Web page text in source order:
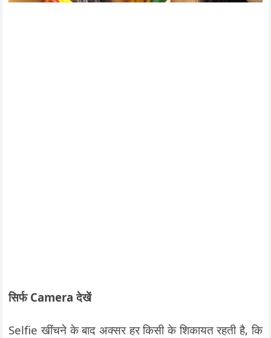
सिर्फ Camera देखें
Selfie खींचने के बाद अक्सर हर किसी के शिकायत रहती है, कि